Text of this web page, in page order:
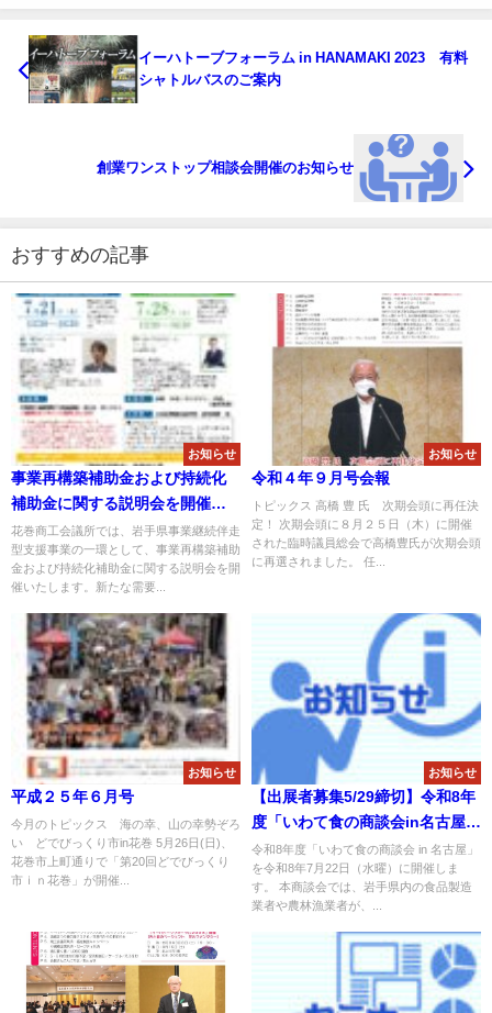
イーハトーブフォーラム in HANAMAKI 2023 有料
シャトルバスのご案内
創業ワンストップ相談会開催のお知らせ
おすすめの記事
お知らせ
事業再構築補助金および持続化
補助金に関する説明会を開催い
たします！
花巻商工会議所では、岩手県事業継続伴走
型支援事業の一環として、事業再構築補助
金および持続化補助金に関する説明会を開
催いたします。新たな需要...
お知らせ
令和４年９月号会報
トピックス 高橋 豊 氏 次期会頭に再任決
定！ 次期会頭に８月２５日（木）に開催
された臨時議員総会で高橋豊氏が次期会頭
に再選されました。 任...
お知らせ
平成２５年６月号
今月のトピックス 海の幸、山の幸勢ぞろ
い どでびっくり市in花巻 5月26日(日)、
花巻市上町通りで「第20回どでびっくり
市ｉｎ花巻」が開催...
お知らせ
【出展者募集5/29締切】令和8年
度「いわて食の商談会in名古屋」
のご案内
令和8年度「いわて食の商談会 in 名古屋」
を令和8年7月22日（水曜）に開催しま
す。 本商談会では、岩手県内の食品製造
業者や農林漁業者が、...